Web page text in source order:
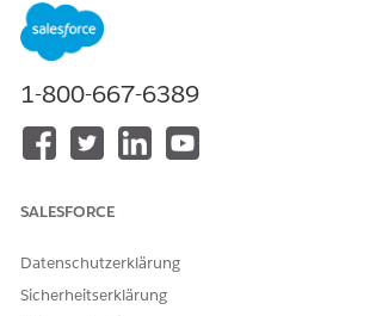
Option
Selbstregistrierung, Benutzererstellung
1-800-667-6389
SALESFORCE
Datenschutzerklärung
Sicherheitserklärung